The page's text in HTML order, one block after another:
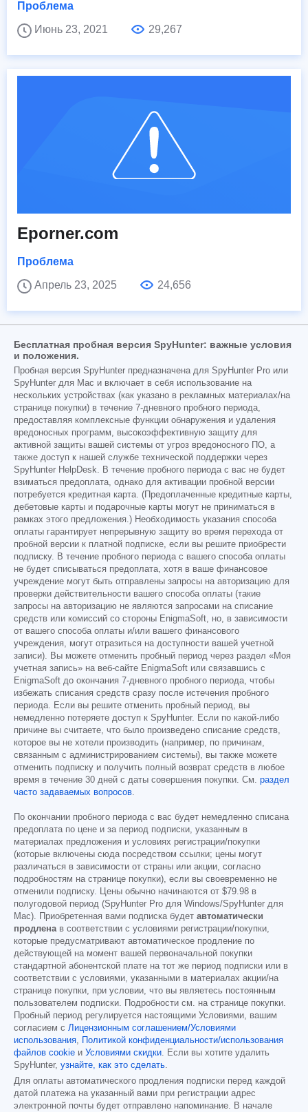
Проблема
Июнь 23, 2021
29,267
Eporner.com
Проблема
Апрель 23, 2025
24,656
Бесплатная пробная версия SpyHunter: важные условия
и положения.
Пробная версия SpyHunter предназначена для SpyHunter Pro или
SpyHunter для Mac и включает в себя использование на
нескольких устройствах (как указано в рекламных материалах/на
странице покупки) в течение 7-дневного пробного периода,
предоставляя комплексные функции обнаружения и удаления
вредоносных программ, высокоэффективную защиту для
активной защиты вашей системы от угроз вредоносного ПО, а
также доступ к нашей службе технической поддержки через
SpyHunter HelpDesk. В течение пробного периода с вас не будет
взиматься предоплата, однако для активации пробной версии
потребуется кредитная карта. (Предоплаченные кредитные карты,
дебетовые карты и подарочные карты могут не приниматься в
рамках этого предложения.) Необходимость указания способа
оплаты гарантирует непрерывную защиту во время перехода от
пробной версии к платной подписке, если вы решите приобрести
подписку. В течение пробного периода с вашего способа оплаты
не будет списываться предоплата, хотя в ваше финансовое
учреждение могут быть отправлены запросы на авторизацию для
проверки действительности вашего способа оплаты (такие
запросы на авторизацию не являются запросами на списание
средств или комиссий со стороны EnigmaSoft, но, в зависимости
от вашего способа оплаты и/или вашего финансового
учреждения, могут отразиться на доступности вашей учетной
записи). Вы можете отменить пробный период через раздел «Моя
учетная запись» на веб-сайте EnigmaSoft или связавшись с
EnigmaSoft до окончания 7-дневного пробного периода, чтобы
избежать списания средств сразу после истечения пробного
периода. Если вы решите отменить пробный период, вы
немедленно потеряете доступ к SpyHunter. Если по какой-либо
причине вы считаете, что было произведено списание средств,
которое вы не хотели производить (например, по причинам,
связанным с администрированием системы), вы также можете
отменить подписку и получить полный возврат средств в любое
время в течение 30 дней с даты совершения покупки. См. раздел
часто задаваемых вопросов.
По окончании пробного периода с вас будет немедленно списана
предоплата по цене и за период подписки, указанным в
материалах предложения и условиях регистрации/покупки
(которые включены сюда посредством ссылки; цены могут
различаться в зависимости от страны или акции, согласно
подробностям на странице покупки), если вы своевременно не
отменили подписку. Цены обычно начинаются от $79.98 в
полугодовой период (SpyHunter Pro для Windows/SpyHunter для
Mac). Приобретенная вами подписка будет автоматически
продленав соответствии с условиями регистрации/покупки,
которые предусматривают автоматическое продление по
действующей на момент вашей первоначальной покупки
стандартной абонентской плате на тот же период подписки или в
соответствии с условиями, указанными в материалах акции/на
странице покупки, при условии, что вы являетесь постоянным
пользователем подписки. Подробности см. на странице покупки.
Пробный период регулируется настоящими Условиями, вашим
согласием с Лицензионным соглашением/Условиями
использования,
Политикой конфиденциальности/использования
файлов cookie и Условиями скидки. Если вы хотите удалить
SpyHunter, узнайте, как это сделать.
Для оплаты автоматического продления подписки перед каждой
датой платежа на указанный вами при регистрации адрес
электронной почты будет отправлено напоминание. В начале